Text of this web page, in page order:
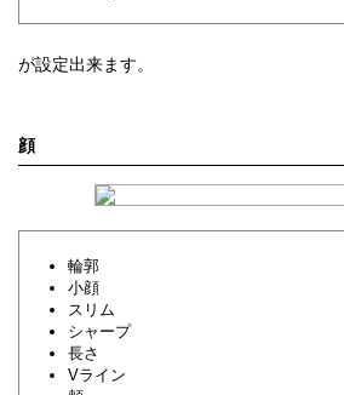
が設定出来ます。
顔
輪郭
小顔
スリム
シャープ
長さ
Vライン